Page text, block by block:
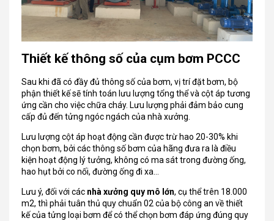
Thiết kế thông số của cụm bơm PCCC
Sau khi đã có đầy đủ thông số của bơm, vị trí đặt bơm, bộ
phận thiết kế sẽ tính toán lưu lượng tổng thể và cột áp tương
ứng cần cho việc chữa cháy. Lưu lượng phải đảm bảo cung
cấp đủ đến tửng ngóc ngách của nhà xưởng.
Lưu lượng cột áp hoạt động cần được trừ hao 20-30% khi
chọn bơm, bởi các thông số bơm của hãng đưa ra là điều
kiện hoạt động lý tưởng, không có ma sát trong đường ống,
hao hụt bởi co nối, đường ống đi xa…
Lưu ý, đối với các nhà xưởng quy mô lớn, cụ thể trên 18.000
m2, thì phải tuân thủ quy chuẩn 02 của bộ công an về thiết
kế của tửng loại bơm để có thể chọn bơm đáp ứng đúng quy